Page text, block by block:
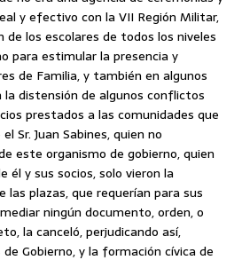
y efectivo con la VII Región Militar,
de los escolares de todos los niveles
para estimular la presencia y
de Familia, y también en algunos
la distensión de algunos conflictos
prestados a las comunidades que
Sr. Juan Sabines, quien no
este organismo de gobierno, quien
él y sus socios, solo vieron la
las plazas, que requerían para sus
ningún documento, orden, o
la canceló, perjudicando así,
Gobierno, y la formación cívica de